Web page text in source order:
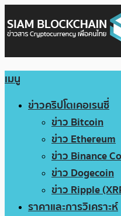
เมนู
ข่าวคริปโตเคอเรนซี่
ข่าว Bitcoin
ข่าว Ethereum
ข่าว Binance
ข่าว Dogecoin
ข่าว Ripple
ราคาและการวิเคราะห์